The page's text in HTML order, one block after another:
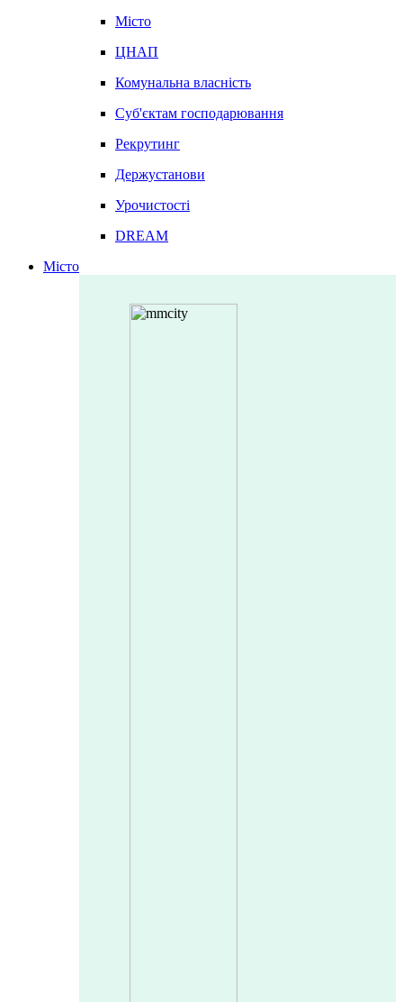
Місто
ЦНАП
Комунальна власність
Суб'єктам господарювання
Рекрутинг
Держустанови
Урочистості
DREAM
Місто